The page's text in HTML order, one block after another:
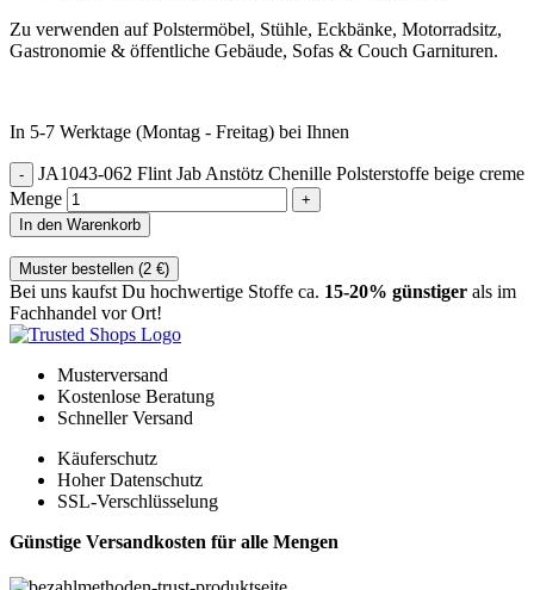
Zu verwenden auf Polstermöbel, Stühle, Eckbänke, Motorradsitz,
Gastronomie & öffentliche Gebäude, Sofas & Couch Garnituren.
In 5-7 Werktage (Montag - Freitag) bei Ihnen
JA1043-062 Flint Jab Anstötz Chenille Polsterstoffe beige creme
Menge
In den Warenkorb
Muster bestellen (2 €)
Bei uns kaufst Du hochwertige Stoffe ca. 15-20% günstiger als im
Fachhandel vor Ort!
Musterversand
Kostenlose Beratung
Schneller Versand
Käuferschutz
Hoher Datenschutz
SSL-Verschlüsselung
Günstige Versandkosten für alle Mengen